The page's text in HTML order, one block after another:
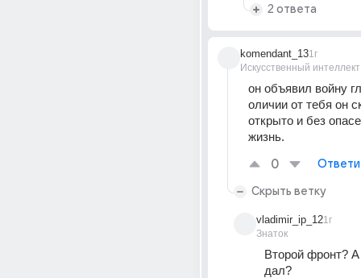
2 ответа
komendant_13
Искусственный интеллект
1г
он объявил войну
оличии от тебя он
открыто и без
жизнь.
0
Скрыть ветку
vladimir_ip_12
Знаток
1г
Второй фронт?
дал?